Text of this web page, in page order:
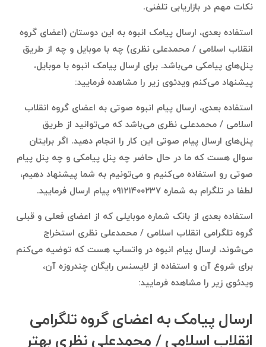
نکات مهم در بازاریابی تلفنی.
استفاده بعدی، ارسال پیامک انبوه به این دوستان (اعضای گروه
انقلاب اسلامی / محمدعلی نظری) چه با موبایل و چه از طریق
پنل‌های پیامکی می‌باشد. برای ارسال پیامک انبوه با موبایل،
پیشنهاد می‌کنم ویدئوی زیر را مشاهده فرمایید:
استفاده بعدی، ارسال پیام انبوه صوتی به اعضای گروه انقلاب
اسلامی / محمدعلی نظری می‌باشد که می‌توانید از طریق
پنل‌های ارسال پیام صوتی این کار را انجام دهید. اگر برایتان
سوال هست که ما در حال حاضر چه پنل پیامکی و چه پنل پیام
صوتی رو استفاده می‌کنیم و می‌تونیم به شما پیشنهاد دهیم،
لطفا در تلگرام به شماره ۰۹۱۲۱۴۰۰۲۳۷ پیام ارسال فرمایید.
استفاده بعدی از بانک شماره موبایلی که از اعضای فعلی و قبلی
گروه تلگرامی انقلاب اسلامی / محمدعلی نظری استخراج
می‌شوند، ارسال پیام انبوه در واتساپ هست که توضیه می‌کنم
برای شروع آن و استفاده از لایسنس رایگان چندروزه آن،
ویدئوی زیر را مشاهده فرمایید:
ارسال پیامک به اعضای گروه تلگرامی
انقلاب اسلامی / محمدعلی نظری بهتر